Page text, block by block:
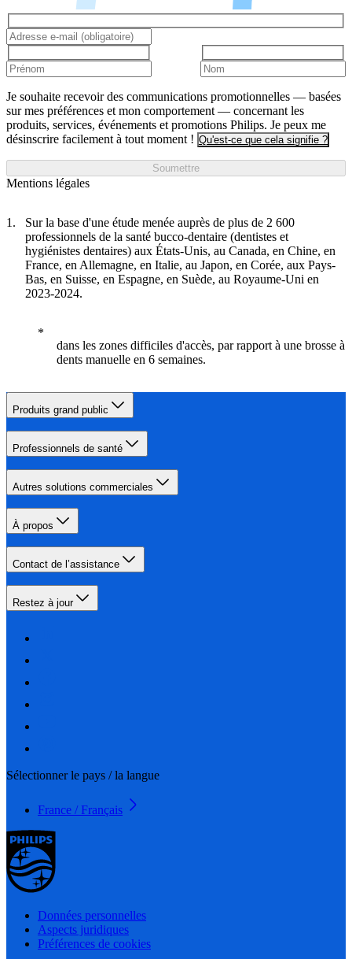
Je souhaite recevoir des communications promotionnelles — basées
sur mes préférences et mon comportement — concernant les
produits, services, événements et promotions Philips. Je peux me
désinscrire facilement à tout moment ! Qu'est-ce que cela signifie ?
Soumettre
Mentions légales
Sur la base d'une étude menée auprès de plus de 2 600
professionnels de la santé bucco-dentaire (dentistes et
hygiénistes dentaires) aux États-Unis, au Canada, en Chine, en
France, en Allemagne, en Italie, au Japon, en Corée, aux Pays-
Bas, en Suisse, en Espagne, en Suède, au Royaume-Uni en
2023-2024.
dans les zones difficiles d'accès, par rapport à une brosse à
dents manuelle en 6 semaines.
Produits grand public
Professionnels de santé
Autres solutions commerciales
À propos
Contact de l’assistance
Restez à jour
Sélectionner le pays / la langue
France / Français
Données personnelles
Aspects juridiques
Préférences de cookies